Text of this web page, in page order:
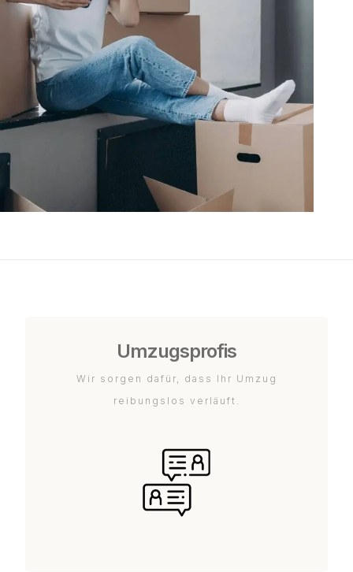
Umzugsprofis
Wir sorgen dafür, dass Ihr Umzug
reibungslos verläuft.